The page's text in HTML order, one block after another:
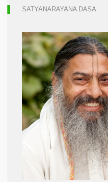
SATYANARAYANA DASA